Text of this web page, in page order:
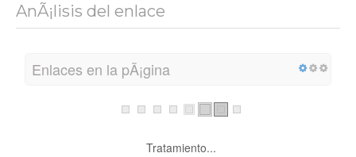
AnÃ¡lisis del enlace
Enlaces en la pÃ¡gina
Tratamiento...